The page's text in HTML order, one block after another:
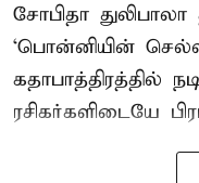
சோபிதா துலிபாலா
‘பொன்னியின்
கதாபாத்திரத்தில்
ரசிகர்களிடையே